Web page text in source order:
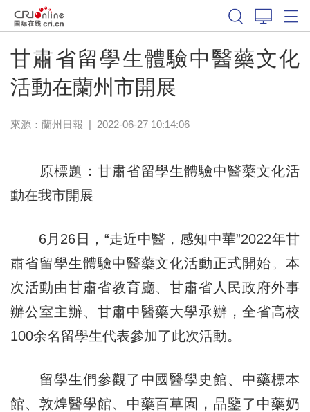
甘肅省留學生體驗中醫藥文化
活動在蘭州市開展
來源： 蘭州日報 | 2022-06-27 10:14:06
原標題：甘肅省留學生體驗中醫藥文化活
動在我市開展
6月26日，“走近中醫，感知中華”2022年甘
肅省留學生體驗中醫藥文化活動正式開始。本
次活動由甘肅省教育廳、甘肅省人民政府外事
辦公室主辦、甘肅中醫藥大學承辦，全省高校
100余名留學生代表參加了此次活動。
留學生們參觀了中國醫學史館、中藥標本
館、敦煌醫學館、中藥百草園，品鑒了中藥奶